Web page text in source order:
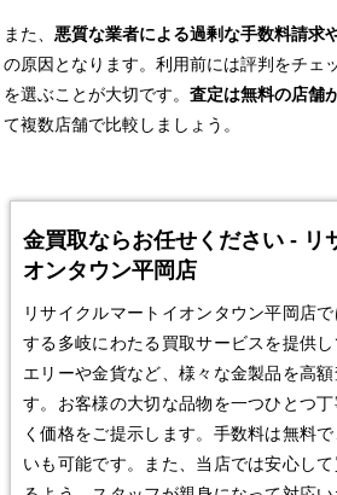
また、 悪質な業者による過剰な手数料請求
の原因となります。利用前には評判をチェ
を選ぶことが大切です。 査定は無料の店舗
て複数店舗で比較しましょう。
金買取ならお任せください - リ
オンタウン平岡店
リサイクルマートイオンタウン平岡店
する多岐にわたる買取サービスを提供
エリーや金貨など、様々な金製品を高
す。お客様の大切な品物を一つひとつ
く価格をご提示します。手数料は無料
いも可能です。また、当店では安心し